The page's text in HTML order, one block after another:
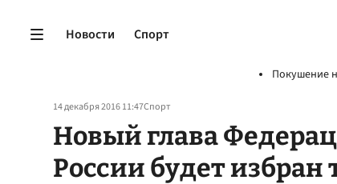
Новости Спорт
Покушение
14 декабря 2016 11:47Спорт
Новый глава
России будет